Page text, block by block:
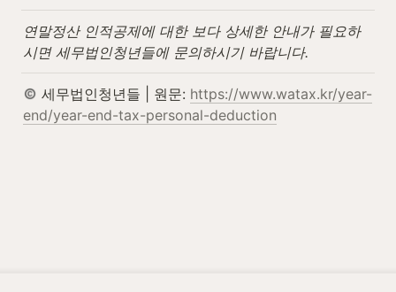
연말정산 인적공제에 대한 보다 상세한 안내가 필요하
시면 세무법인청년들에 문의하시기 바랍니다.
세무법인청년들 | 원문: https://www.watax.kr/year-
end/year-end-tax-personal-deduction